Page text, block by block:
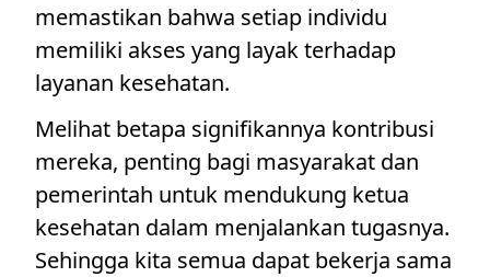
memastikan bahwa setiap individu
memiliki akses yang layak terhadap
layanan kesehatan.
Melihat betapa signifikannya kontribusi
mereka, penting bagi masyarakat dan
pemerintah untuk mendukung ketua
kesehatan dalam menjalankan tugasnya.
Sehingga kita semua dapat bekerja sama